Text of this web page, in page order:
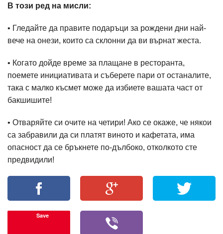
В този ред на мисли:
• Гледайте да правите подаръци за рождени дни най-
вече на онези, които са склонни да ви върнат жеста.
• Когато дойде време за плащане в ресторанта,
поемете инициативата и съберете пари от останалите,
така с малко късмет може да избиете вашата част от
бакшишите!
• Отваряйте си очите на четири! Ако се окаже, че някои
са забравили да си платят виното и кафетата, има
опасност да се бръкнете по-дълбоко, отколкото сте
предвидили!
Save